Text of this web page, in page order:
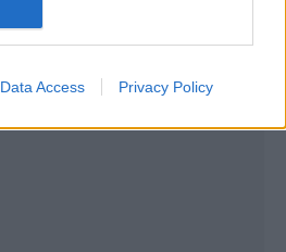
Data Access Privacy Policy